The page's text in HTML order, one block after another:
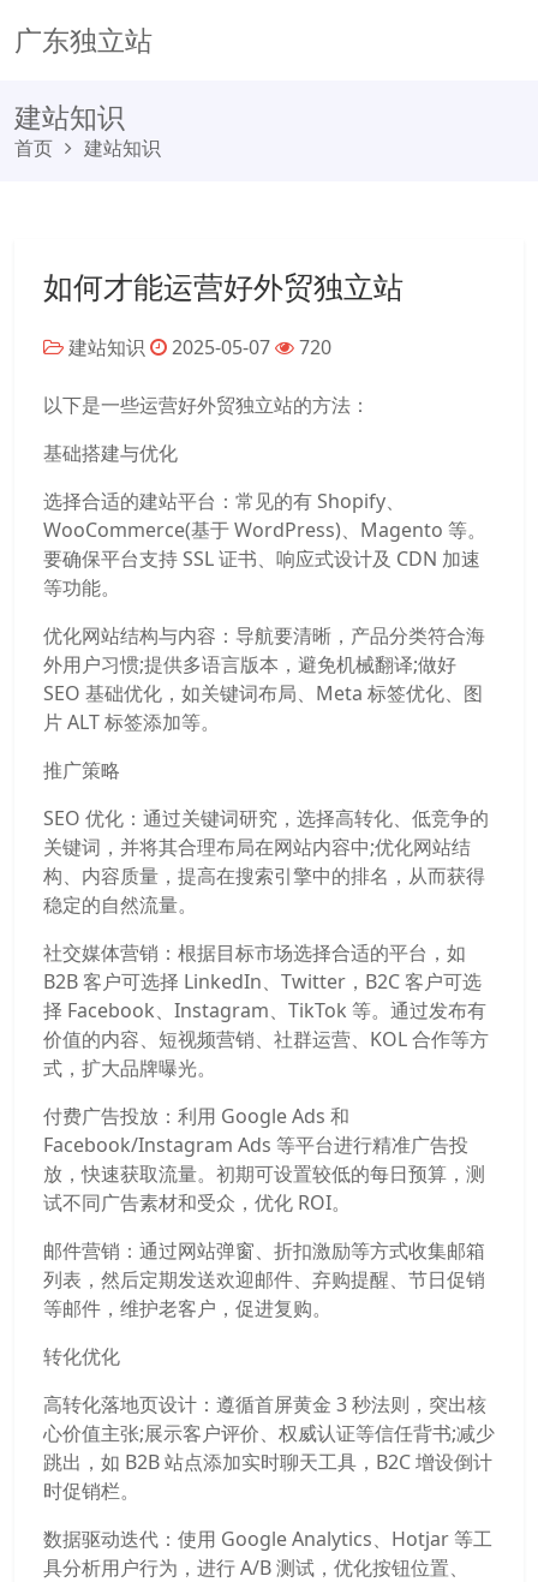
广东独立站
建站知识
首页 建站知识
如何才能运营好外贸独立站
建站知识 2025-05-07 720
以下是一些运营好外贸独立站的方法：
基础搭建与优化
选择合适的建站平台：常见的有 Shopify、
WooCommerce(基于 WordPress)、Magento 等。
要确保平台支持 SSL 证书、响应式设计及 CDN 加速
等功能。
优化网站结构与内容：导航要清晰，产品分类符合海
外用户习惯;提供多语言版本，避免机械翻译;做好
SEO 基础优化，如关键词布局、Meta 标签优化、图
片 ALT 标签添加等。
推广策略
SEO 优化：通过关键词研究，选择高转化、低竞争的
关键词，并将其合理布局在网站内容中;优化网站结
构、内容质量，提高在搜索引擎中的排名，从而获得
稳定的自然流量。
社交媒体营销：根据目标市场选择合适的平台，如
B2B 客户可选择 LinkedIn、Twitter，B2C 客户可选
择 Facebook、Instagram、TikTok 等。通过发布有
价值的内容、短视频营销、社群运营、KOL 合作等方
式，扩大品牌曝光。
付费广告投放：利用 Google Ads 和
Facebook/Instagram Ads 等平台进行精准广告投
放，快速获取流量。初期可设置较低的每日预算，测
试不同广告素材和受众，优化 ROI。
邮件营销：通过网站弹窗、折扣激励等方式收集邮箱
列表，然后定期发送欢迎邮件、弃购提醒、节日促销
等邮件，维护老客户，促进复购。
转化优化
高转化落地页设计：遵循首屏黄金 3 秒法则，突出核
心价值主张;展示客户评价、权威认证等信任背书;减少
跳出，如 B2B 站点添加实时聊天工具，B2C 增设倒计
时促销栏。
数据驱动迭代：使用 Google Analytics、Hotjar 等工
具分析用户行为，进行 A/B 测试，优化按钮位置、